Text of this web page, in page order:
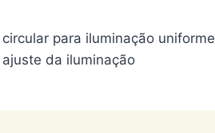
para iluminação uniforme
da iluminação